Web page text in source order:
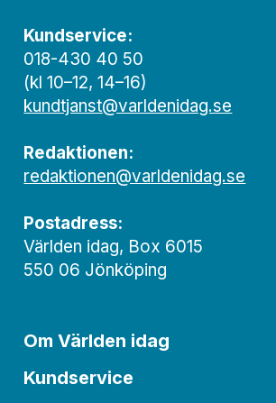
Kundservice:
018-430 40 50
(kl 10–12, 14–16)
kundtjanst@varldenidag.se
Redaktionen:
redaktionen@varldenidag.se
Postadress:
Världen idag, Box 6015
550 06 Jönköping
Om Världen idag
Kundservice